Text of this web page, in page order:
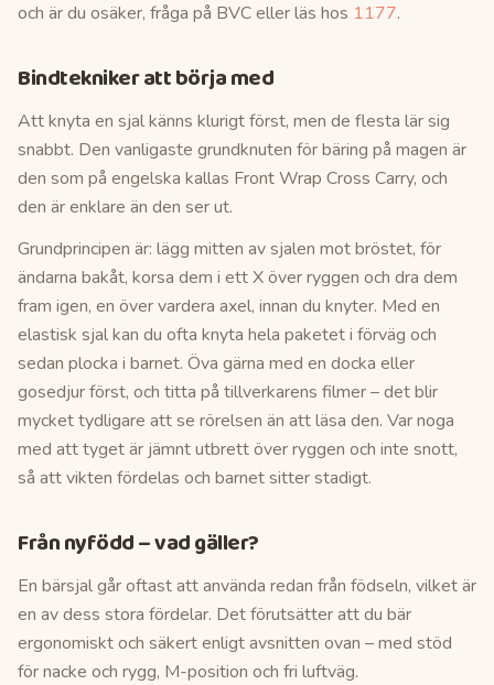
och är du osäker, fråga på BVC eller läs hos 1177.
Bindtekniker att börja med
Att knyta en sjal känns klurigt först, men de flesta lär sig
snabbt. Den vanligaste grundknuten för bäring på magen är
den som på engelska kallas Front Wrap Cross Carry, och
den är enklare än den ser ut.
Grundprincipen är: lägg mitten av sjalen mot bröstet, för
ändarna bakåt, korsa dem i ett X över ryggen och dra dem
fram igen, en över vardera axel, innan du knyter. Med en
elastisk sjal kan du ofta knyta hela paketet i förväg och
sedan plocka i barnet. Öva gärna med en docka eller
gosedjur först, och titta på tillverkarens filmer – det blir
mycket tydligare att se rörelsen än att läsa den. Var noga
med att tyget är jämnt utbrett över ryggen och inte snott,
så att vikten fördelas och barnet sitter stadigt.
Från nyfödd – vad gäller?
En bärsjal går oftast att använda redan från födseln, vilket är
en av dess stora fördelar. Det förutsätter att du bär
ergonomiskt och säkert enligt avsnitten ovan – med stöd
för nacke och rygg, M-position och fri luftväg.